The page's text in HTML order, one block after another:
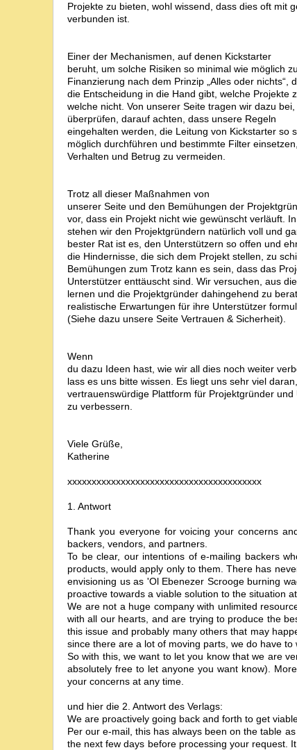
Projekte zu bieten, wohl wissend, dass dies oft mit
verbunden ist.
Einer der Mechanismen, auf denen Kickstarter
beruht, um solche Risiken so minimal wie möglich
Finanzierung nach dem Prinzip „Alles oder nichts“,
die Entscheidung in die Hand gibt, welche Projekte
welche nicht. Von unserer Seite tragen wir dazu
überprüfen, darauf achten, dass unsere Regeln
eingehalten werden, die Leitung von Kickstarter so
möglich durchführen und bestimmte Filter
Verhalten und Betrug zu vermeiden.
Trotz all dieser Maßnahmen von
unserer Seite und den Bemühungen der
vor, dass ein Projekt nicht wie gewünscht verläuft.
stehen wir den Projektgründern natürlich voll und
bester Rat ist es, den Unterstützern so offen und
die Hindernisse, die sich dem Projekt stellen, zu
Bemühungen zum Trotz kann es sein, dass das
Unterstützer enttäuscht sind. Wir versuchen, aus
lernen und die Projektgründer dahingehend zu
realistische Erwartungen für ihre Unterstützer
(Siehe dazu unsere Seite Vertrauen & Sicherheit).
Wenn
du dazu Ideen hast, wie wir all dies noch weiter
lass es uns bitte wissen. Es liegt uns sehr viel
vertrauenswürdige Plattform für Projektgründer und
zu verbessern.
Viele Grüße,
Katherine
xxxxxxxxxxxxxxxxxxxxxxxxxxxxxxxxxxxxxxxx
1. Antwort
Thank you everyone for voicing your concerns
backers, vendors, and partners.
To be clear, our intentions of e-mailing backers
products, would apply only to them. There has
envisioning us as 'Ol Ebenezer Scrooge burning
proactive towards a viable solution to the situation at
We are not a huge company with unlimited
with all our hearts, and are trying to produce the
this issue and probably many others that may
since there are a lot of moving parts, we do have
So with this, we want to let you know that we are
absolutely free to let anyone you want know).
your concerns at any time.
und hier die 2. Antwort des Verlags:
We are proactively going back and forth to get
Per our e-mail, this has always been on the table
the next few days before processing your request.